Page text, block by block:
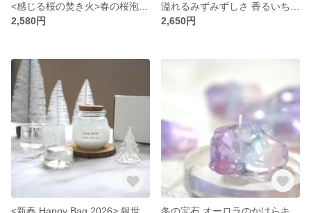
2,580円
2,650円